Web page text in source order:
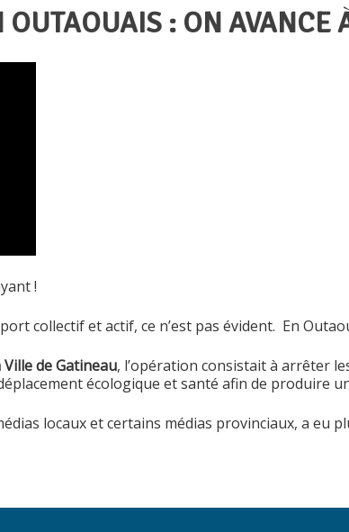
OUTAOUAIS : ON AVANCE
!
collectif et actif, ce n’est pas évident. En
Ville de Gatineau, l’opération consistait à arrêter
écologique et santé afin de produire
locaux et certains médias provinciaux, a eu